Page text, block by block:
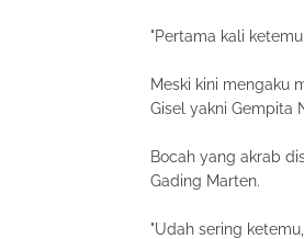
"Pertama kali
Meski kini mengaku
Gisel yakni Gempita
Bocah yang akrab
Gading Marten.
"Udah sering